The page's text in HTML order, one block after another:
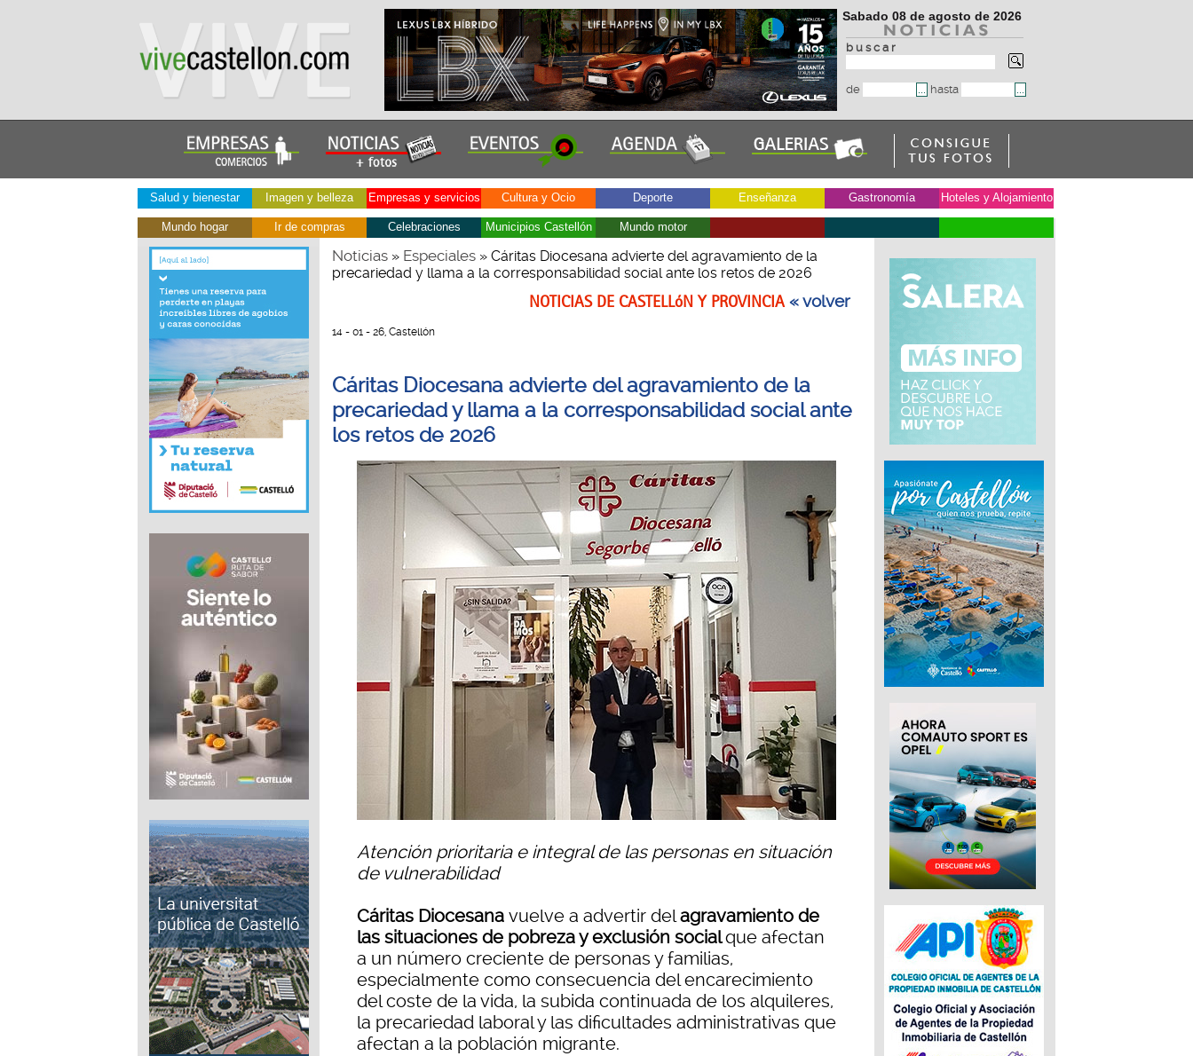
Sabado 08 de agosto de 2026
b u s c a r
de hasta
Salud y bienestar Imagen y belleza Empresas y servicios Cultura y Ocio Deporte Enseñanza Gastronomía Hoteles y Alojamiento
Mundo hogar Ir de compras Celebraciones Municipios Castellón Mundo motor
Noticias» Especiales» Cáritas Diocesana advierte del agravamiento de la
precariedad y llama a la corresponsabilidad social ante los retos de 2026
NOTICIAS DE CASTELLóN Y PROVINCIA« volver
14 - 01 - 26, Castellón
Cáritas Diocesana advierte del agravamiento de la
precariedad y llama a la corresponsabilidad social ante
los retos de 2026
Atención prioritaria e integral de las personas en situación
de vulnerabilidad
Cáritas Diocesana vuelve a advertir delagravamiento de
las situaciones de pobreza y exclusión socialque afectan
a un número creciente de personas y familias,
especialmente como consecuencia del encarecimiento
del coste de la vida, la subida continuada de los alquileres,
la precariedad laboral y las dificultades administrativas que
afectan a la población migrante.